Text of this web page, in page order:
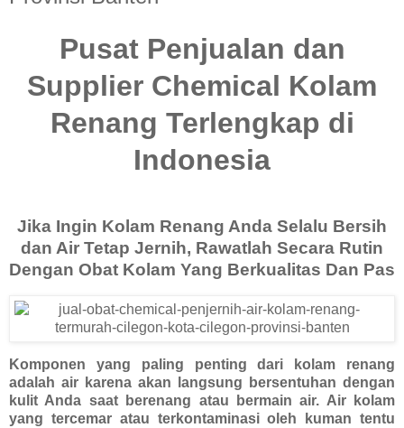
Pusat Penjualan dan
Supplier Chemical Kolam
Renang Terlengkap di
Indonesia
Jika Ingin Kolam Renang Anda Selalu Bersih
dan Air Tetap Jernih, Rawatlah Secara Rutin
Dengan Obat Kolam Yang Berkualitas Dan Pas
Komponen yang paling penting dari kolam renang
adalah air karena akan langsung bersentuhan dengan
kulit Anda saat berenang atau bermain air. Air kolam
yang tercemar atau terkontaminasi oleh kuman tentu